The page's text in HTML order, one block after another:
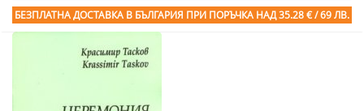
БЕЗПЛАТНА ДОСТАВКА В БЪЛГАРИЯ ПРИ ПОРЪЧКА НАД 35.28 € / 69 ЛВ.